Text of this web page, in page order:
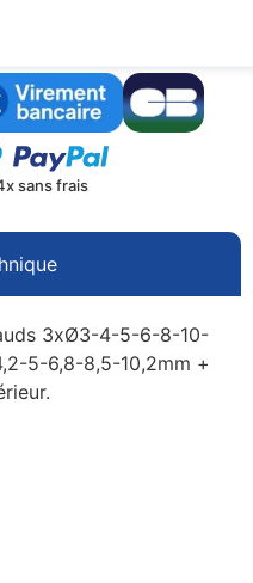
sans frais
3xØ3-4-5-6-8-10-
5-6,8-8,5-10,2mm +